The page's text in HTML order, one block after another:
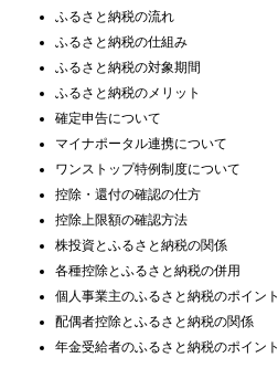
ふるさと納税の流れ
ふるさと納税の仕組み
ふるさと納税の対象期間
ふるさと納税のメリット
確定申告について
マイナポータル連携について
ワンストップ特例制度について
控除・還付の確認の仕方
控除上限額の確認方法
株投資とふるさと納税の関係
各種控除とふるさと納税の併用
個人事業主のふるさと納税のポイント
配偶者控除とふるさと納税の関係
年金受給者のふるさと納税のポイント